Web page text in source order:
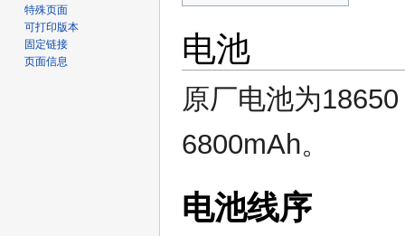
电池
原厂电池为
6800mAh。
电池线序
特殊页面
可打印版本
固定链接
页面信息